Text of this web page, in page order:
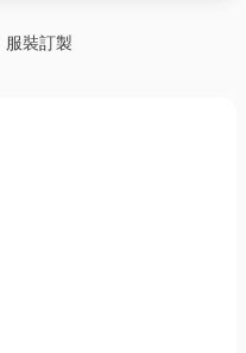
服裝訂製